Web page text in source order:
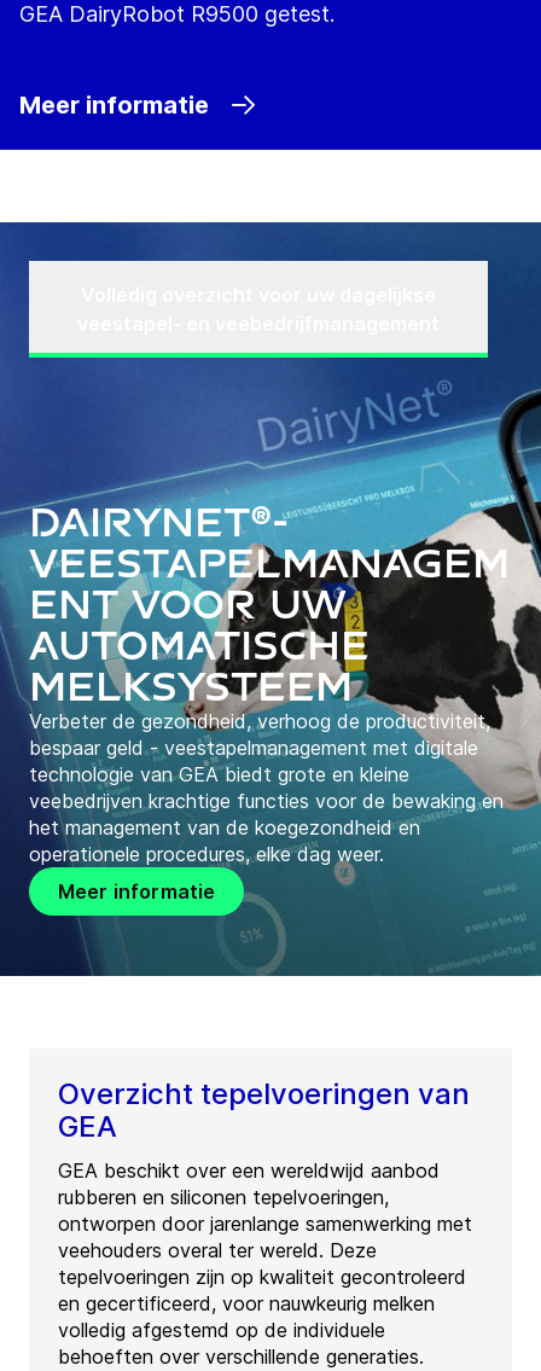
GEA DairyRobot R9500 getest.
Meer informatie
DairyNet®-
veestapelmanagem
ent voor uw
automatische
melksysteem
Verbeter de gezondheid, verhoog de productiviteit,
bespaar geld - veestapelmanagement met digitale
technologie van GEA biedt grote en kleine
veebedrijven krachtige functies voor de bewaking en
het management van de koegezondheid en
operationele procedures, elke dag weer.
Meer informatie
Overzicht tepelvoeringen van
GEA
GEA beschikt over een wereldwijd aanbod
rubberen en siliconen tepelvoeringen,
ontworpen door jarenlange samenwerking met
veehouders overal ter wereld. Deze
tepelvoeringen zijn op kwaliteit gecontroleerd
en gecertificeerd, voor nauwkeurig melken
volledig afgestemd op de individuele
behoeften over verschillende generaties.